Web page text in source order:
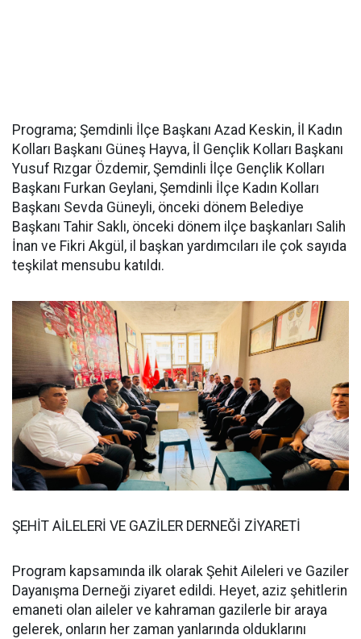
Programa; Şemdinli İlçe Başkanı Azad Keskin, İl Kadın
Kolları Başkanı Güneş Hayva, İl Gençlik Kolları Başkanı
Yusuf Rızgar Özdemir, Şemdinli İlçe Gençlik Kolları
Başkanı Furkan Geylani, Şemdinli İlçe Kadın Kolları
Başkanı Sevda Güneyli, önceki dönem Belediye
Başkanı Tahir Saklı, önceki dönem ilçe başkanları Salih
İnan ve Fikri Akgül, il başkan yardımcıları ile çok sayıda
teşkilat mensubu katıldı.
ŞEHİT AİLELERİ VE GAZİLER DERNEĞİ ZİYARETİ
Program kapsamında ilk olarak Şehit Aileleri ve Gaziler
Dayanışma Derneği ziyaret edildi. Heyet, aziz şehitlerin
emaneti olan aileler ve kahraman gazilerle bir araya
gelerek, onların her zaman yanlarında olduklarını